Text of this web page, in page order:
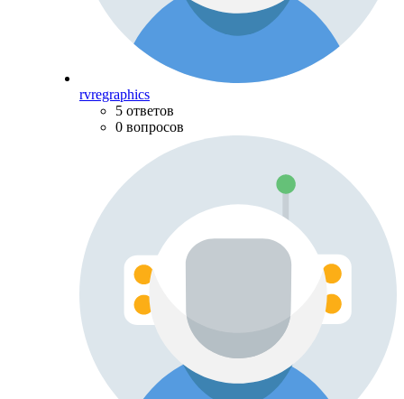
rvregraphics
5 ответов
0 вопросов